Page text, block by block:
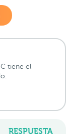
tiene el
RESPUESTA